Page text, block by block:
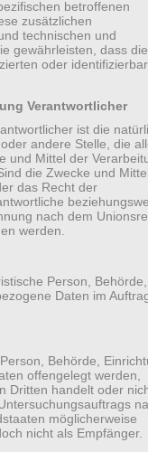
coders, whose
clients!
betroffenen
zusätzlichen
technischen und
gewährleisten, dass die
oder
Verantwortlicher
ist die
andere Stelle, die
und Mittel der
die Zwecke und Mittel
das Recht der
nach dem
werden.
Person, Behörde,
Daten im
Behörde,
offengelegt werden,
Dritten handelt oder
möglicherweise
nicht als Empfänger.